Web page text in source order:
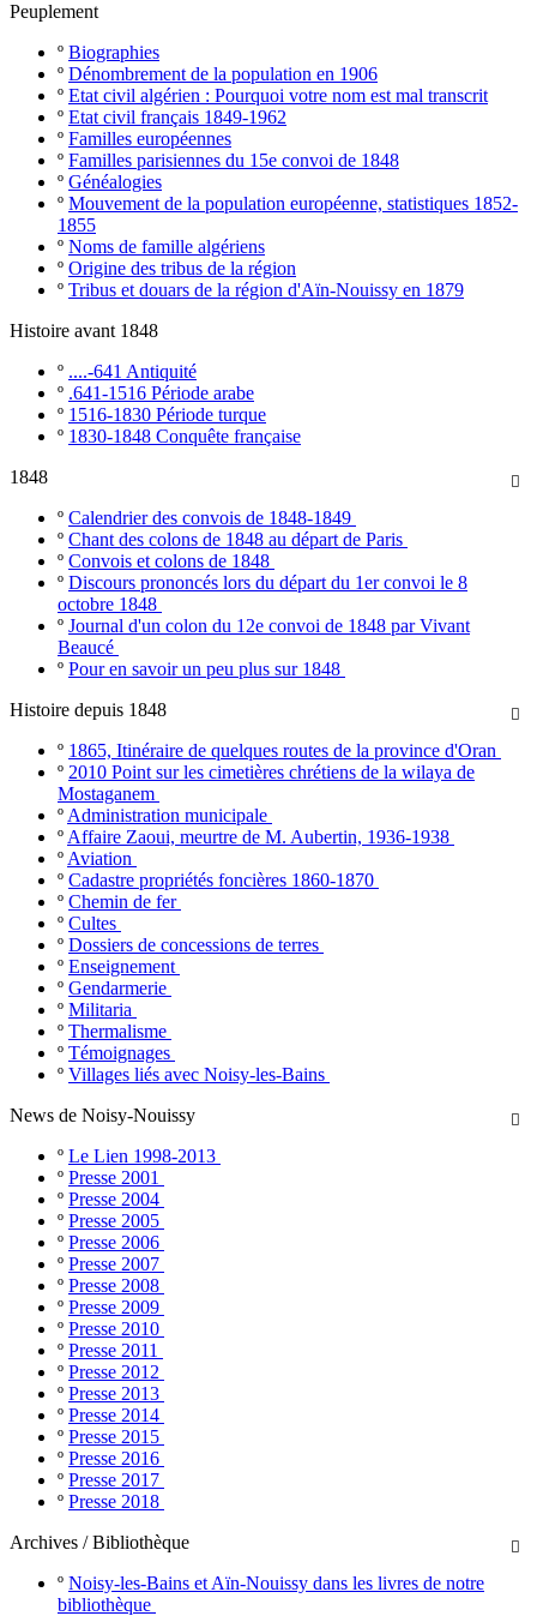
Peuplement
º Biographies
º Dénombrement de la population en 1906
º Etat civil algérien : Pourquoi votre nom est mal transcrit
º Etat civil français 1849-1962
º Familles européennes
º Familles parisiennes du 15e convoi de 1848
º Généalogies
º Mouvement de la population européenne, statistiques 1852-
1855
º Noms de famille algériens
º Origine des tribus de la région
º Tribus et douars de la région d'Aïn-Nouissy en 1879
Histoire avant 1848
º ....-641 Antiquité
º .641-1516 Période arabe
º 1516-1830 Période turque
º 1830-1848 Conquête française

1848
º Calendrier des convois de 1848-1849
º Chant des colons de 1848 au départ de Paris
º Convois et colons de 1848
º Discours prononcés lors du départ du 1er convoi le 8
octobre 1848
º Journal d'un colon du 12e convoi de 1848 par Vivant
Beaucé
º Pour en savoir un peu plus sur 1848

Histoire depuis 1848
º 1865, Itinéraire de quelques routes de la province d'Oran
º 2010 Point sur les cimetières chrétiens de la wilaya de
Mostaganem
º Administration municipale
º Affaire Zaoui, meurtre de M. Aubertin, 1936-1938
º Aviation
º Cadastre propriétés foncières 1860-1870
º Chemin de fer
º Cultes
º Dossiers de concessions de terres
º Enseignement
º Gendarmerie
º Militaria
º Thermalisme
º Témoignages
º Villages liés avec Noisy-les-Bains

News de Noisy-Nouissy
º Le Lien 1998-2013
º Presse 2001
º Presse 2004
º Presse 2005
º Presse 2006
º Presse 2007
º Presse 2008
º Presse 2009
º Presse 2010
º Presse 2011
º Presse 2012
º Presse 2013
º Presse 2014
º Presse 2015
º Presse 2016
º Presse 2017
º Presse 2018

Archives / Bibliothèque
º Noisy-les-Bains et Aïn-Nouissy dans les livres de notre
bibliothèque